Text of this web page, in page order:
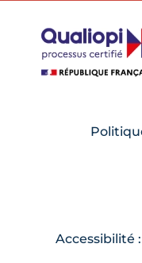
Accessibilité